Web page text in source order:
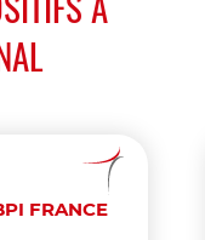
FRANCE